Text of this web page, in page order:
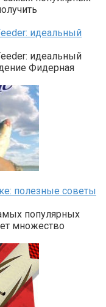
идеальный
идеальный
Фидерная
полезные советы
популярных
множество